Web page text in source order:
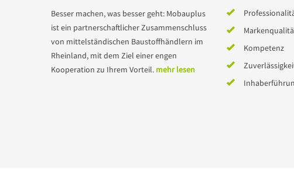
Besser machen, was besser geht: Mobauplus
ist ein partnerschaftlicher Zusammenschluss
von mittelständischen Baustoffhändlern im
Rheinland, mit dem Ziel einer engen
Kooperation zu Ihrem Vorteil. mehr lesen
Kompetenz